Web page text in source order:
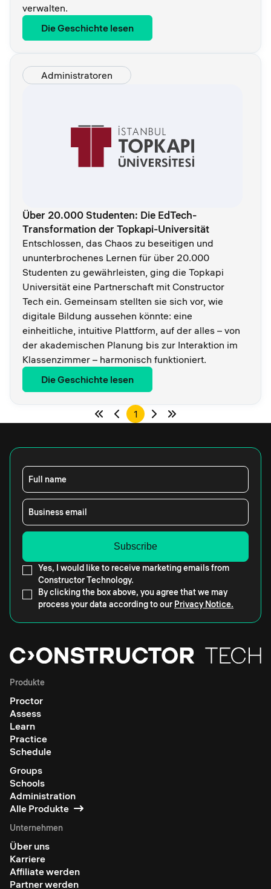
verwalten.
Die Geschichte lesen
Administratoren
Über 20.000 Studenten: Die EdTech-
Transformation der Topkapi-Universität
Entschlossen, das Chaos zu beseitigen und
ununterbrochenes Lernen für über 20.000
Studenten zu gewährleisten, ging die Topkapi
Universität eine Partnerschaft mit Constructor
Tech ein. Gemeinsam stellten sie sich vor, wie
digitale Bildung aussehen könnte: eine
einheitliche, intuitive Plattform, auf der alles – von
der akademischen Planung bis zur Interaktion im
Klassenzimmer – harmonisch funktioniert.
Die Geschichte lesen
1
Full name
Business email
Yes, I would like to receive marketing emails from
Constructor Technology.
By clicking the box above, you agree that we may
process your data according to our Privacy Notice.
Produkte
Proctor
Assess
Learn
Practice
Schedule
Groups
Schools
Administration
Alle Produkte
Unternehmen
Über uns
Karriere
Affiliate werden
Partner werden